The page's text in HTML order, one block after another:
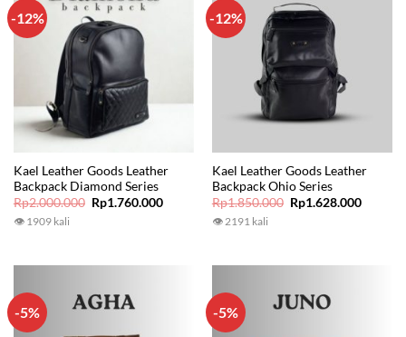
-12%
Kael Leather Goods Leather
Backpack Diamond Series
Rp2.000.000 Original
price
Rp1.760.000Current
👁 1909 kali
-12%
Kael Leather Goods Leather
Backpack Ohio Series
Rp1.850.000 Original
price
Rp1.628.000Current
👁 2191 kali
-5% -5%